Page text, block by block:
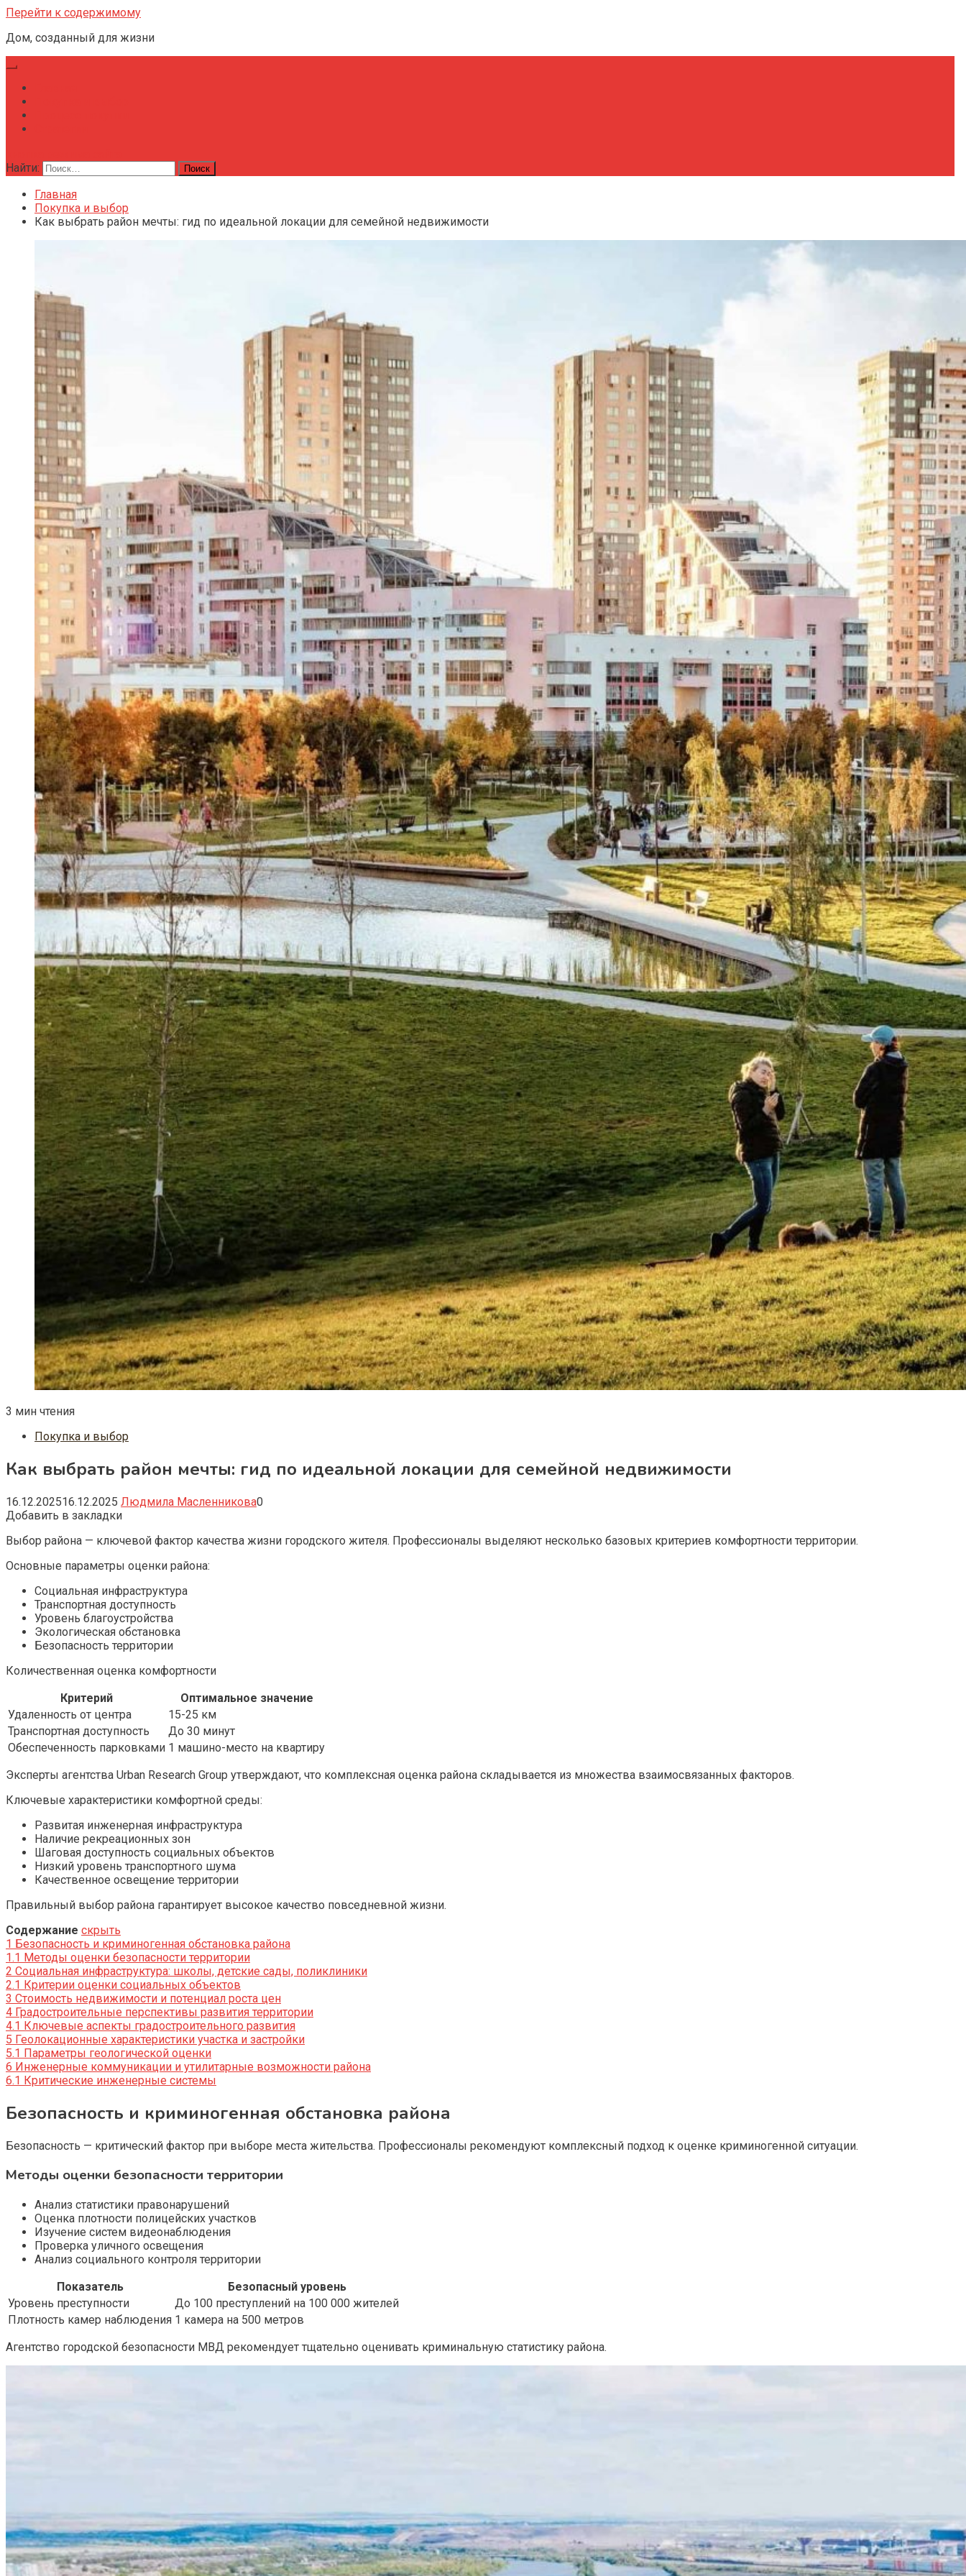
Перейти к содержимому
Дом, созданный для жизни
Найти:
Главная
Покупка и выбор
Как выбрать район мечты: гид по идеальной локации для семейной недвижимости
3 мин чтения
Покупка и выбор
Как выбрать район мечты: гид по идеальной локации для семейной недвижимости
16.12.202516.12.2025 Людмила Масленникова0
Добавить в закладки
Выбор района — ключевой фактор качества жизни городского жителя. Профессионалы выделяют несколько базовых критериев комфортности территории.
Основные параметры оценки района:
Социальная инфраструктура
Транспортная доступность
Уровень благоустройства
Экологическая обстановка
Безопасность территории
Количественная оценка комфортности
Критерий
Оптимальное значение
Удаленность от центра
15-25 км
Транспортная доступность
До 30 минут
Обеспеченность парковками 1 машино-место на квартиру
Эксперты агентства Urban Research Group утверждают, что комплексная оценка района складывается из множества взаимосвязанных факторов.
Ключевые характеристики комфортной среды:
Развитая инженерная инфраструктура
Наличие рекреационных зон
Шаговая доступность социальных объектов
Низкий уровень транспортного шума
Качественное освещение территории
Правильный выбор района гарантирует высокое качество повседневной жизни.
Содержание скрыть
1 Безопасность и криминогенная обстановка района
1.1 Методы оценки безопасности территории
2 Социальная инфраструктура: школы, детские сады, поликлиники
2.1 Критерии оценки социальных объектов
3 Стоимость недвижимости и потенциал роста цен
4 Градостроительные перспективы развития территории
4.1 Ключевые аспекты градостроительного развития
5 Геолокационные характеристики участка и застройки
5.1 Параметры геологической оценки
6 Инженерные коммуникации и утилитарные возможности района
6.1 Критические инженерные системы
Безопасность и криминогенная обстановка района
Безопасность — критический фактор при выборе места жительства. Профессионалы рекомендуют комплексный подход к оценке криминогенной ситуации.
Методы оценки безопасности территории
Анализ статистики правонарушений
Оценка плотности полицейских участков
Изучение систем видеонаблюдения
Проверка уличного освещения
Анализ социального контроля территории
Показатель
Безопасный уровень
Уровень преступности
До 100 преступлений на 100 000 жителей
Плотность камер наблюдения 1 камера на 500 метров
Агентство городской безопасности МВД рекомендует тщательно оценивать криминальную статистику района.